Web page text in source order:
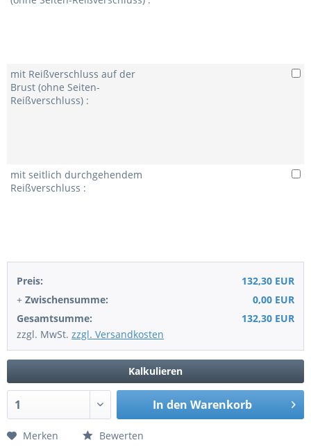
mit Reißverschluss auf der
Brust (ohne Seiten-
Reißverschluss) :
mit seitlich durchgehendem
Reißverschluss :
Preis:
132,30 EUR
+Zwischensumme:
0,00 EUR
Gesamtsumme:
132,30 EUR
zzgl. MwSt.zzgl. Versandkosten
Kalkulieren
In den Warenkorb
Merken Bewerten